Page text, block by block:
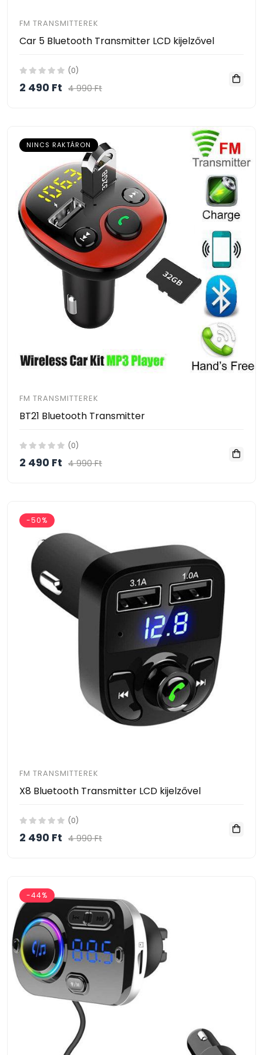
FM TRANSMITTEREK
Car 5 Bluetooth Transmitter LCD kijelzővel
(0)
2 490 Ft 4 990 Ft
NINCS RAKTÁRON
FM TRANSMITTEREK
BT21 Bluetooth Transmitter
(0)
2 490 Ft 4 990 Ft
-50%
FM TRANSMITTEREK
X8 Bluetooth Transmitter LCD kijelzővel
(0)
2 490 Ft 4 990 Ft
-44%